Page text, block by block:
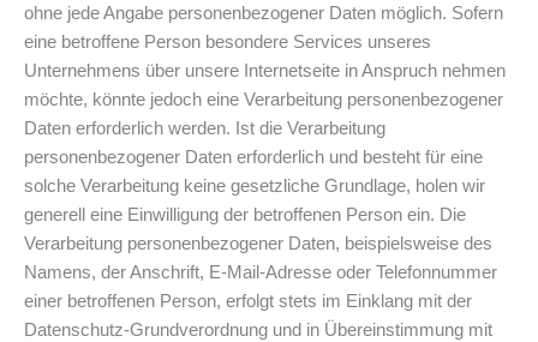
ohne jede Angabe personenbezogener Daten möglich. Sofern
eine betroffene Person besondere Services unseres
Unternehmens über unsere Internetseite in Anspruch nehmen
möchte, könnte jedoch eine Verarbeitung personenbezogener
Daten erforderlich werden. Ist die Verarbeitung
personenbezogener Daten erforderlich und besteht für eine
solche Verarbeitung keine gesetzliche Grundlage, holen wir
generell eine Einwilligung der betroffenen Person ein. Die
Verarbeitung personenbezogener Daten, beispielsweise des
Namens, der Anschrift, E-Mail-Adresse oder Telefonnummer
einer betroffenen Person, erfolgt stets im Einklang mit der
Datenschutz-Grundverordnung und in Übereinstimmung mit